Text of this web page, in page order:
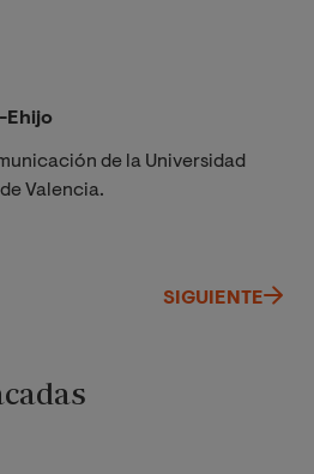
Ehijo
de la Universidad
Valencia.
SIGUIENTE